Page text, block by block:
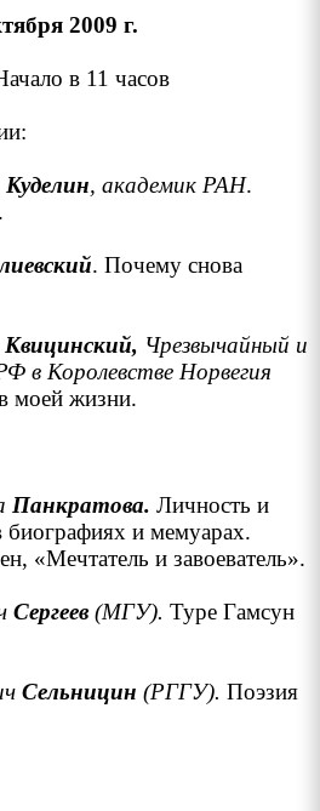
2009 г.
в 11 часов
Куделин, академик РАН.
. Почему снова
Квицинский, Чрезвычайный и
в Королевстве Норвегия
моей жизни.
Панкраmова. Личность и
биографиях и мемуарах.
«Мечтатель и завоеватель».
Сергеев (МГУ). Туре Гамсун
Сельницин (РГГУ). Поэзия